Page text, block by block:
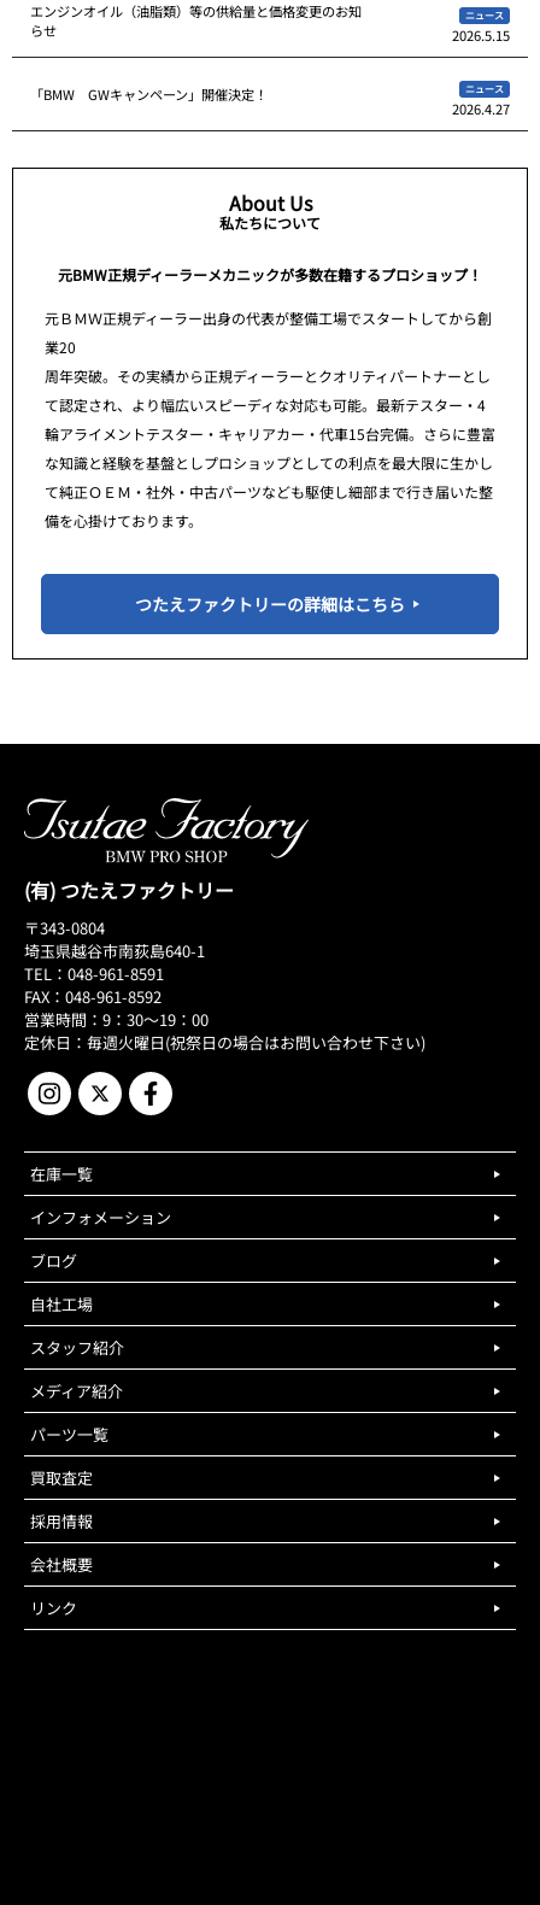
エンジンオイル（油脂類）等の供給量と価格変更のお知
らせ
ニュース
2026.5.15
「BMW GWキャンペーン」開催決定！ ニュース
2026.4.27
About Us
私たちについて
元BMW正規ディーラーメカニックが多数在籍するプロショップ！
元ＢＭＷ正規ディーラー出身の代表が整備工場でスタートしてから創
業20
周年突破。その実績から正規ディーラーとクオリティパートナーとし
て認定され、より幅広いスピーディな対応も可能。最新テスター・4
輪アライメントテスター・キャリアカー・代車15台完備。さらに豊富
な知識と経験を基盤としプロショップとしての利点を最大限に生かし
て純正ＯＥＭ・社外・中古パーツなども駆使し細部まで行き届いた整
備を心掛けております。
つたえファクトリーの詳細はこちら
(有) つたえファクトリー
〒343-0804
埼玉県越谷市南荻島640-1
TEL：048-961-8591
FAX：048-961-8592
営業時間：9：30～19：00
定休日：毎週火曜日(祝祭日の場合はお問い合わせ下さい)
在庫一覧
インフォメーション
ブログ
自社工場
スタッフ紹介
メディア紹介
パーツ一覧
買取査定
採用情報
会社概要
リンク